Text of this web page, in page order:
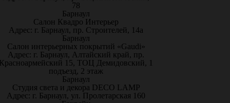
78
Барнаул
Салон Квадро Интерьер
Адрес: г. Барнаул, пр. Строителей, 14а
Барнаул
Салон интерьерных покрытий «Gaudi»
Адрес: г. Барнаул, Алтайский край, пр.
15, ТОЦ Демидовский, 1
подъезд, 2 этаж
Барнаул
Студия света и декора DECO LAMP
Адрес: г. Барнаул, ул. Пролетарская 160